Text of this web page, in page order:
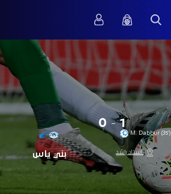
1
M. Dabbur (35’)
-
0
استاد راشد بني ياس